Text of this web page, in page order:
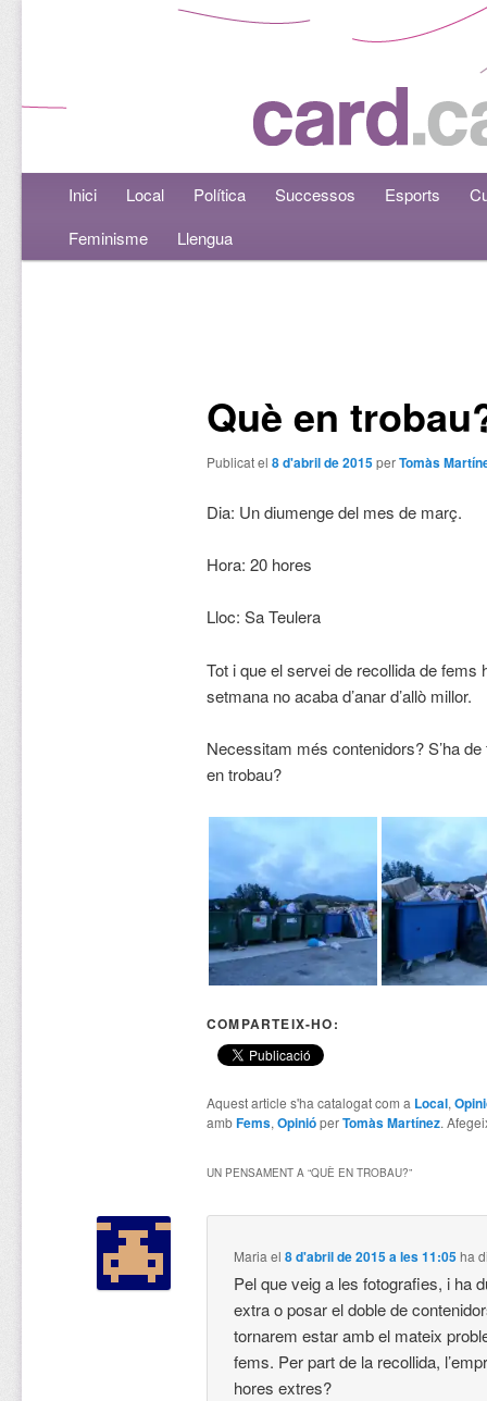
Menú principalAneu al contingut principal
Aneu al contingut secundari
Inici Local Política Successos Esports
Feminisme
Llengua
Què en
Publicat el 8 d'abril de 2015perTomàs
Dia: Un diumenge del mes de març.
Hora: 20 hores
Lloc: Sa Teulera
Tot i que el servei de recollida de
setmana no acaba d’anar d’allò millor.
Necessitam més contenidors? S’ha
en trobau?
COMPARTEIX-HO:
Aquest article s'ha catalogat com a Local,
ambFems, OpinióperTomàs Martínez.
UN PENSAMENT A “QUÈ EN TROBAU?”
Maria el8 d'abril de 2015 a les 11:05ha
Pel que veig a les fotografies, i ha
extra o posar el doble de
tornarem estar amb el mateix
fems. Per part de la recollida,
hores extres?